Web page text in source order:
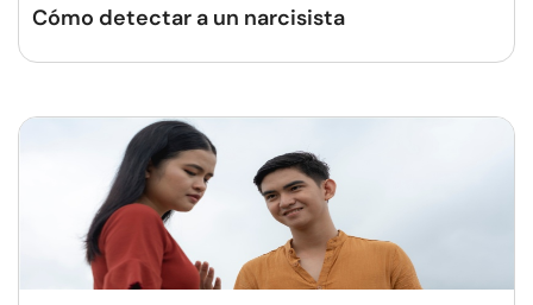
Cómo detectar a un narcisista